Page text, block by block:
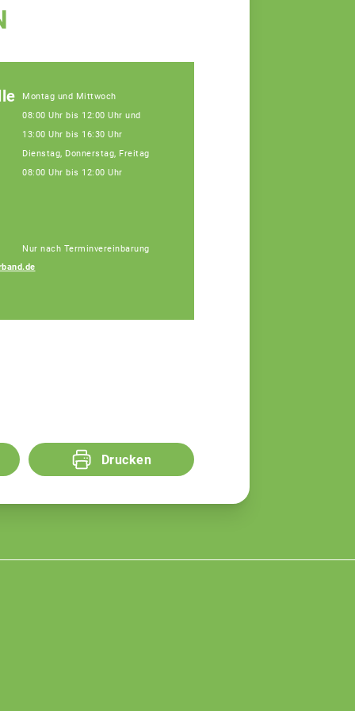
Montag und Mittwoch
08:00 Uhr bis 12:00 Uhr und
13:00 Uhr bis 16:30 Uhr
Dienstag, Donnerstag, Freitag
08:00 Uhr bis 12:00 Uhr
Nur nach Terminvereinbarung
Drucken